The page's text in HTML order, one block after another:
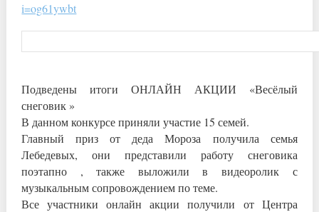
i=og61ywbt
Подведены итоги ОНЛАЙН АКЦИИ «Весёлый
снеговик »
В данном конкурсе приняли участие 15 семей.
Главный приз от деда Мороза получила семья
Лебедевых, они представили работу снеговика
поэтапно , также выложили в видеоролик с
музыкальным сопровождением по теме.
Все участники онлайн акции получили от Центра